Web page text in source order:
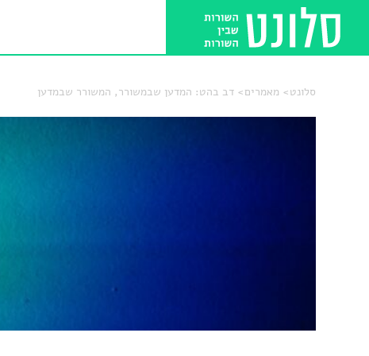
סלונט מאמרים דב בהט: המדען שבמשורר, המשורר שבמדען